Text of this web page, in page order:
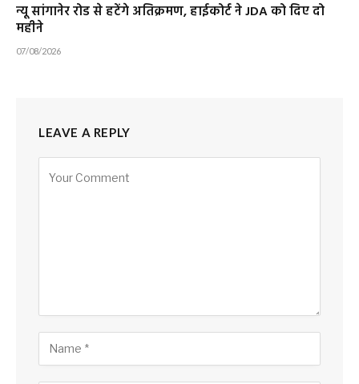
न्यू सांगानेर रोड से हटेंगे अतिक्रमण, हाईकोर्ट ने JDA को दिए दो
महीने
07/08/2026
LEAVE A REPLY